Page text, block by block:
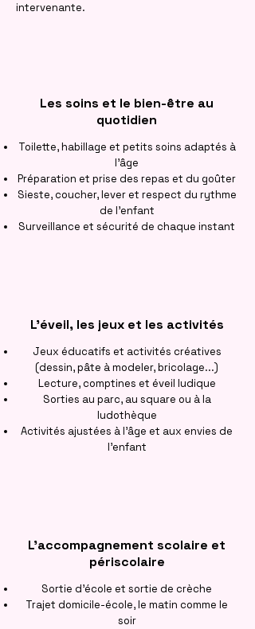
intervenante.
Les soins et le bien-être au
quotidien
Toilette, habillage et petits soins adaptés à
l'âge
Préparation et prise des repas et du goûter
Sieste, coucher, lever et respect du rythme
de l'enfant
Surveillance et sécurité de chaque instant
L'éveil, les jeux et les activités
Jeux éducatifs et activités créatives
(dessin, pâte à modeler, bricolage...)
Lecture, comptines et éveil ludique
Sorties au parc, au square ou à la
ludothèque
Activités ajustées à l'âge et aux envies de
l'enfant
L'accompagnement scolaire et
périscolaire
Sortie d'école et sortie de crèche
Trajet domicile-école, le matin comme le
soir